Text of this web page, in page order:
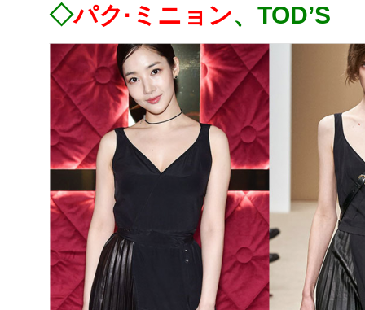
◇パク·ミニョン、TOD’S